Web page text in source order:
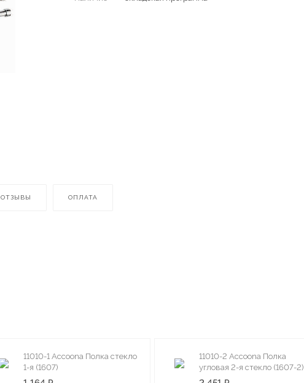
ОТЗЫВЫ ОПЛАТА
11010-1 Accoona Полка стекло
1-я (1607)
11010-2 Accoona Полка
угловая 2-я стекло (1607-2)